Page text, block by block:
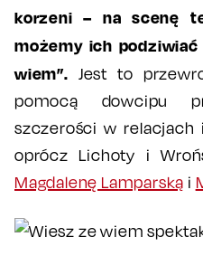
korzeni – na scenę
możemy ich
wiem”. Jest to
pomocą dowcipu
szczerości w relacjach
oprócz Lichoty i
Magdalenę Lamparską i